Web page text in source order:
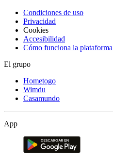
Condiciones de uso
Privacidad
Cookies
Accesibilidad
Cómo funciona la plataforma
El grupo
Hometogo
Wimdu
Casamundo
App